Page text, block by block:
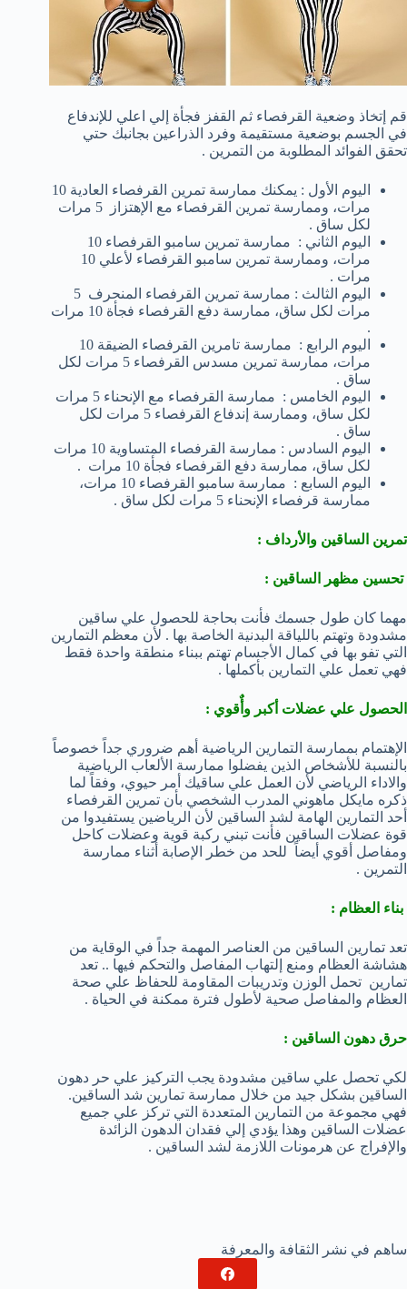
قم إتخاذ وضعية القرفصاء ثم القفز فجأة إلي اعلي للإندفاع
في الجسم بوضعية مستقيمة وفرد الذراعين بجانبك حتي
تحقق الفوائد المطلوبة من التمرين .
اليوم الأول : يمكنك ممارسة تمرين القرفصاء العادية 10
مرات، وممارسة تمرين القرفصاء مع الإهتزاز 5 مرات
لكل ساق .
اليوم الثاني : ممارسة تمرين سامبو القرفصاء 10
مرات، وممارسة تمرين سامبو القرفصاء لأعلي 10
مرات .
اليوم الثالث : ممارسة تمرين القرفصاء المنحرف 5
مرات لكل ساق، ممارسة دفع القرفصاء فجأة 10 مرات
.
اليوم الرابع : ممارسة تامرين القرفصاء الضيقة 10
مرات، ممارسة تمرين مسدس القرفصاء 5 مرات لكل
ساق .
اليوم الخامس : ممارسة القرفصاء مع الإنحناء 5 مرات
لكل ساق، وممارسة إندفاع القرفصاء 5 مرات لكل
ساق .
اليوم السادس : ممارسة القرفصاء المتساوية 10 مرات
لكل ساق، ممارسة دفع القرفصاء فجأة 10 مرات .
اليوم السابع : ممارسة سامبو القرفصاء 10 مرات،
ممارسة قرفصاء الإنحناء 5 مرات لكل ساق .
تمرين الساقين والأرداف :
تحسين مظهر الساقين :
مهما كان طول جسمك فأنت بحاجة للحصول علي ساقين
مشدودة وتهتم باللياقة البدنية الخاصة بها . لأن معظم التمارين
التي تفو بها في كمال الأجسام تهتم ببناء منطقة واحدة فقط
فهي تعمل علي التمارين بأكملها .
الحصول علي عضلات أكبر وأٌقوي :
الإهتمام بممارسة التمارين الرياضية أهم ضروري جداً خصوصاً
بالنسبة للأشخاص الذين يفضلوا ممارسة الألعاب الرياضية
والاداء الرياضي لأن العمل علي ساقيك أمر حيوي، وفقاً لما
ذكره مايكل ماهوني المدرب الشخصي بأن تمرين القرفصاء
أحد التمارين الهامة لشد الساقين لأن الرياضين يستفيدوا من
قوة عضلات الساقين فأنت تبني ركبة قوية وعضلات كاحل
ومفاصل أقوي أيضاً للحد من خطر الإصابة أثناء ممارسة
التمرين .
بناء العظام :
تعد تمارين الساقين من العناصر المهمة جداً في الوقاية من
هشاشة العظام ومنع إلتهاب المفاصل والتحكم فيها .. تعد
تمارين تحمل الوزن وتدريبات المقاومة للحفاظ علي صحة
العظام والمفاصل صحية لأطول فترة ممكنة في الحياة .
حرق دهون الساقين :
لكي تحصل علي ساقين مشدودة يجب التركيز علي حر دهون
الساقين بشكل جيد من خلال ممارسة تمارين شد الساقين.
فهي مجموعة من التمارين المتعددة التي تركز علي جميع
عضلات الساقين وهذا يؤدي إلي فقدان الدهون الزائدة
والإفراج عن هرمونات اللازمة لشد الساقين .
ساهم في نشر الثقافة والمعرفة